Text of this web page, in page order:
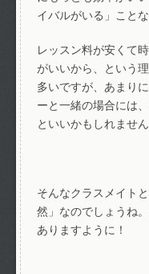
イバルがいる」こと
レッスン料が安くて
がいいから、という
多いですが、あまり
ーと一緒の場合には
といいかもしれません
そんなクラスメイト
然」なのでしょうね
ありますように！